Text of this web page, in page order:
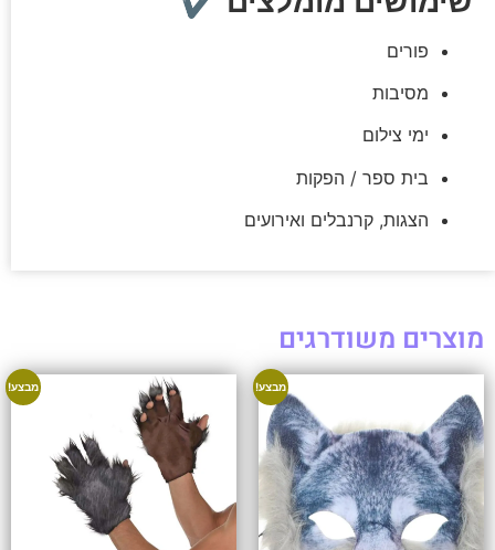
פורים
מסיבות
ימי צילום
בית ספר / הפקות
הצגות, קרנבלים ואירועים
מוצרים משודרגים
מבצע! מבצע!